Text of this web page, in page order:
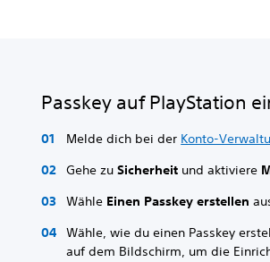
Passkey auf PlayStation
Melde dich bei der Konto-
Gehe zuSicherheit und aktiviere
Wähle Einen Passkey erstellen
Wähle, wie du einen Passkey
auf dem Bildschirm, um die